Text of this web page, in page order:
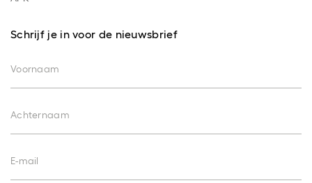
Schrijf je in voor de nieuwsbrief
Voornaam
Achternaam
E-mail